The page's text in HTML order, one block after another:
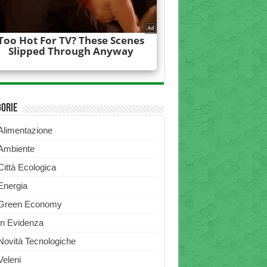
Ecologica
Economy
Evidenza
Tecnologiche